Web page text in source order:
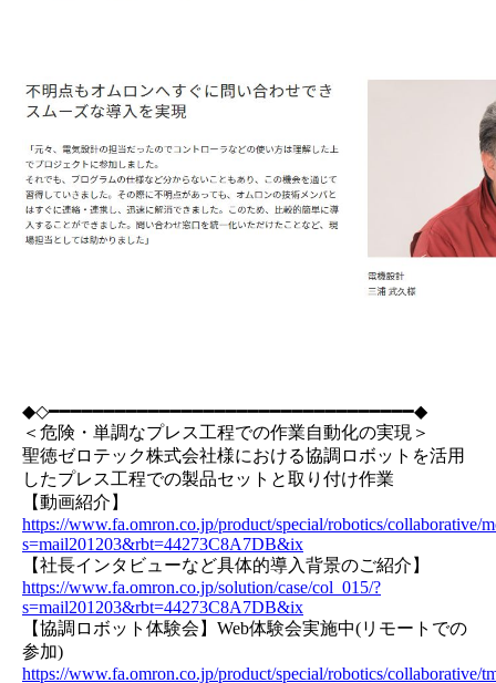
◆◇━━━━━━━━━━━━━━━━━━━━━━━━━━━━━━━━━◆
＜危険・単調なプレス工程での作業自動化の実現＞
聖徳ゼロテック株式会社様における協調ロボットを活用
したプレス工程での製品セットと取り付け作業
【動画紹介】
https://www.fa.omron.co.jp/product/special/robotics/collaborative/
s=mail201203&rbt=44273C8A7DB&ix
【社長インタビューなど具体的導入背景のご紹介】
https://www.fa.omron.co.jp/solution/case/col_015/?
s=mail201203&rbt=44273C8A7DB&ix
【協調ロボット体験会】Web体験会実施中(リモートでの
参加)
https://www.fa.omron.co.jp/product/special/robotics/collaborative/